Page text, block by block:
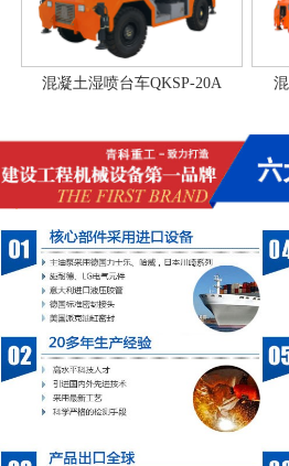
混凝土湿喷台车QKSP-20A